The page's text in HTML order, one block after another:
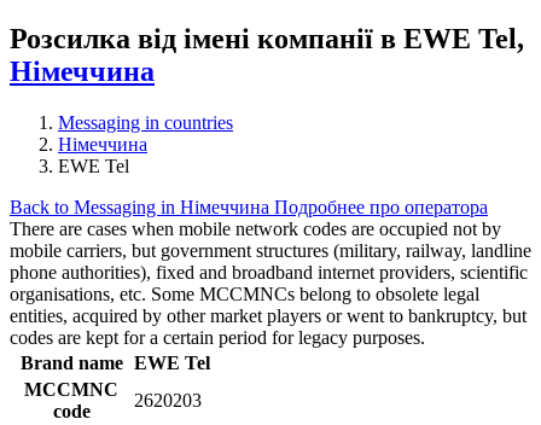
Розсилка від імені компанії в EWE Tel,
Німеччина
Messaging in countries
Німеччина
EWE Tel
Back to Messaging in Німеччина Подробнее про оператора
There are cases when mobile network codes are occupied not by
mobile carriers, but government structures (military, railway, landline
phone authorities), fixed and broadband internet providers, scientific
organisations, etc. Some MCCMNCs belong to obsolete legal
entities, acquired by other market players or went to bankruptcy, but
codes are kept for a certain period for legacy purposes.
Brand name EWE Tel
MCCMNC
code
2620203